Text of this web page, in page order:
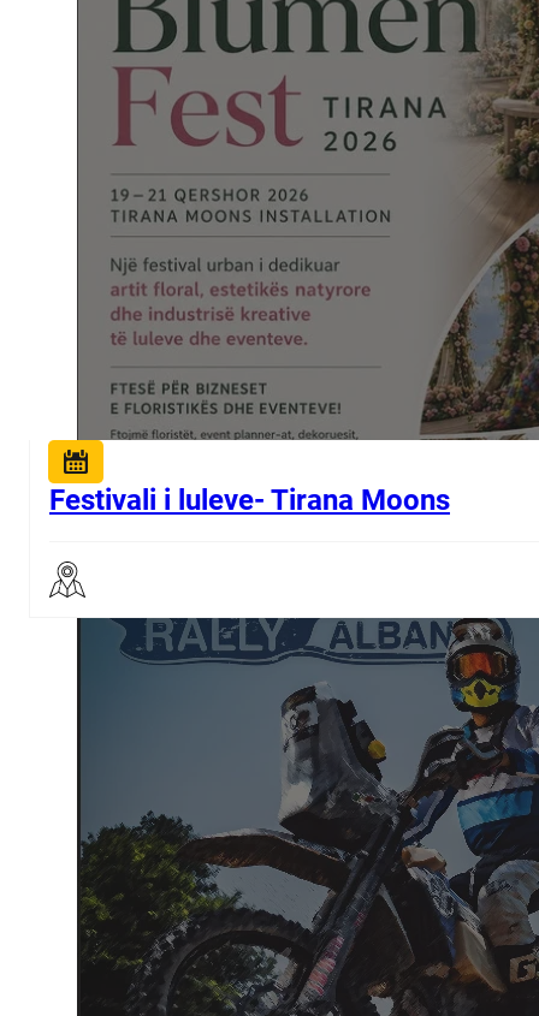
Festivali i luleve- Tirana Moons